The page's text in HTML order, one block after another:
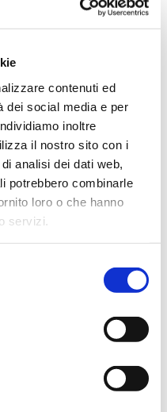
contenuti ed
dei social media e per
inoltre
il nostro sito con i
analisi dei dati web,
potrebbero combinarle
loro o che hanno
servizi.
ELMETTO
universale 30mm.
rumorosi (29-31 dB)
durante
ecc. e con
migliorare comfort e
morbidi e
Compatibili con
/ CSA A